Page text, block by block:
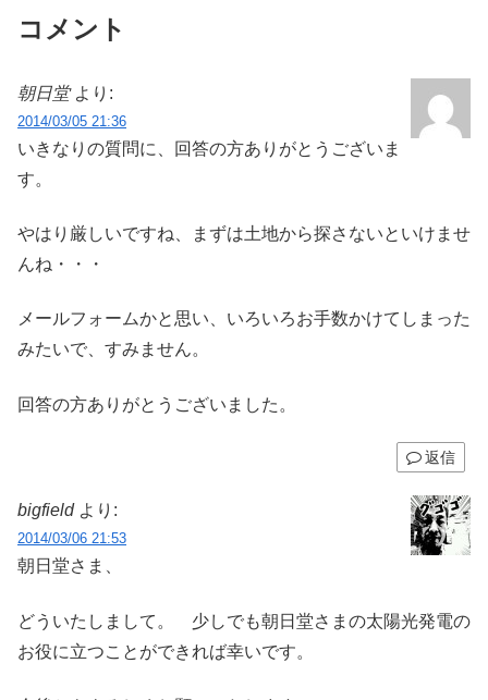
コメント
朝日堂 より:
2014/03/05 21:36
いきなりの質問に、回答の方ありがとうございま
す。
やはり厳しいですね、まずは土地から探さないといけませ
んね・・・
メールフォームかと思い、いろいろお手数かけてしまった
みたいで、すみません。
回答の方ありがとうございました。
返信
bigfield より:
2014/03/06 21:53
朝日堂さま、
どういたしまして。 少しでも朝日堂さまの太陽光発電の
お役に立つことができれば幸いです。